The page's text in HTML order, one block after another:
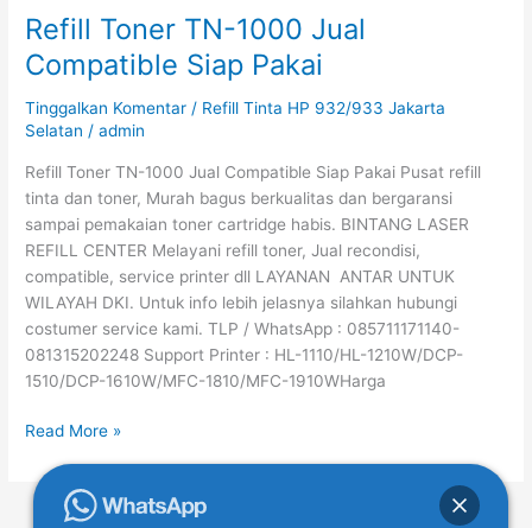
Refill Toner TN-1000 Jual
Compatible Siap Pakai
Tinggalkan Komentar / Refill Tinta HP 932/933 Jakarta
Selatan /admin
Refill Toner TN-1000 Jual Compatible Siap Pakai Pusat refill
tinta dan toner, Murah bagus berkualitas dan bergaransi
sampai pemakaian toner cartridge habis. BINTANG LASER
REFILL CENTER Melayani refill toner, Jual recondisi,
compatible, service printer dll LAYANAN ANTAR UNTUK
WILAYAH DKI. Untuk info lebih jelasnya silahkan hubungi
costumer service kami. TLP / WhatsApp : 085711171140-
081315202248 Support Printer : HL-1110/HL-1210W/DCP-
1510/DCP-1610W/MFC-1810/MFC-1910WHarga
Refill
Toner
TN-
1000
Jual
Siap
Pakai
Read More »